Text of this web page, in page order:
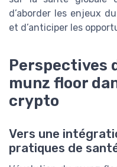
d’aborder les enjeux
et d’anticiper les
Perspectives
munz floor
crypto
Vers une
pratiques de